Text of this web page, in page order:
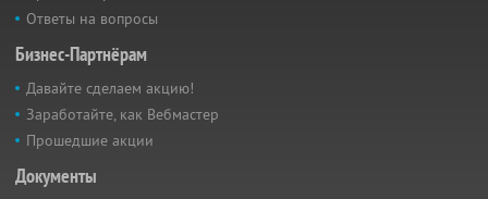
Ответы на вопросы
Бизнес-Партнёрам
Давайте сделаем акцию!
Заработайте, как Вебмастер
Прошедшие акции
Документы